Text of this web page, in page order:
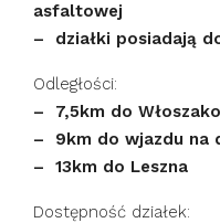
asfaltowej
– działki posiadają
Odległości:
– 7,5km do
– 9km do wjazdu na
– 13km do Leszna
Dostępność działek: